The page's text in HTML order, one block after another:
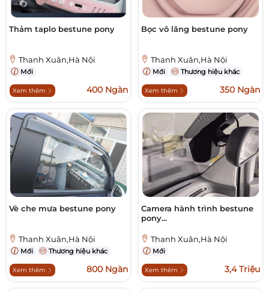
Thảm taplo bestune pony
Thanh Xuân,Hà Nội
Mới
Xem thêm 400 Ngàn
Bọc vô lăng bestune pony
Thanh Xuân,Hà Nội
Mới Thương hiệu khác
Xem thêm 350 Ngàn
Vè che mưa bestune pony
Thanh Xuân,Hà Nội
Mới Thương hiệu khác
Xem thêm 800 Ngàn
Camera hành trình bestune
pony...
Thanh Xuân,Hà Nội
Mới
Xem thêm 3,4 Triệu